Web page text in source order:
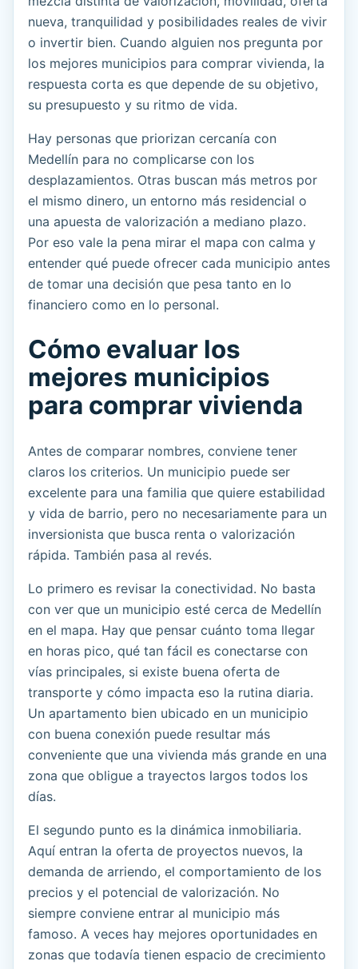
nueva, tranquilidad y posibilidades reales de vivir
o invertir bien. Cuando alguien nos pregunta por
los mejores municipios para comprar vivienda, la
respuesta corta es que depende de su objetivo,
su presupuesto y su ritmo de vida.
Hay personas que priorizan cercanía con
Medellín para no complicarse con los
desplazamientos. Otras buscan más metros por
el mismo dinero, un entorno más residencial o
una apuesta de valorización a mediano plazo.
Por eso vale la pena mirar el mapa con calma y
entender qué puede ofrecer cada municipio antes
de tomar una decisión que pesa tanto en lo
financiero como en lo personal.
Cómo evaluar los
mejores municipios
para comprar vivienda
Antes de comparar nombres, conviene tener
claros los criterios. Un municipio puede ser
excelente para una familia que quiere estabilidad
y vida de barrio, pero no necesariamente para un
inversionista que busca renta o valorización
rápida. También pasa al revés.
Lo primero es revisar la conectividad. No basta
con ver que un municipio esté cerca de Medellín
en el mapa. Hay que pensar cuánto toma llegar
en horas pico, qué tan fácil es conectarse con
vías principales, si existe buena oferta de
transporte y cómo impacta eso la rutina diaria.
Un apartamento bien ubicado en un municipio
con buena conexión puede resultar más
conveniente que una vivienda más grande en una
zona que obligue a trayectos largos todos los
días.
El segundo punto es la dinámica inmobiliaria.
Aquí entran la oferta de proyectos nuevos, la
demanda de arriendo, el comportamiento de los
precios y el potencial de valorización. No
siempre conviene entrar al municipio más
famoso. A veces hay mejores oportunidades en
zonas que todavía tienen espacio de crecimiento